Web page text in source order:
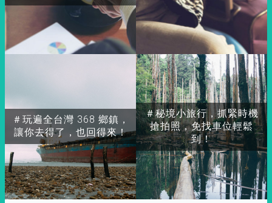
＃玩遍全台灣 368 鄉鎮，
讓你去得了，也回得來！
＃秘境小旅行，抓緊時機
搶拍照，免找車位輕鬆
到！